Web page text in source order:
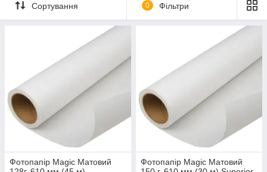
Сортування 0 Фільтри
Фотопапір Magic Матовий
Фотопапір Magic Матовий